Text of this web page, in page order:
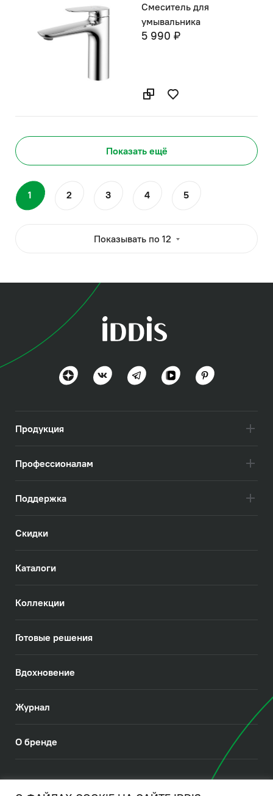
Смеситель для
умывальника
5 990 ₽
Показать ещё
1 2 3 4 5
Показывать по 12
Продукция
Профессионалам
Поддержка
Скидки
Каталоги
Коллекции
Готовые решения
Вдохновение
Журнал
О бренде